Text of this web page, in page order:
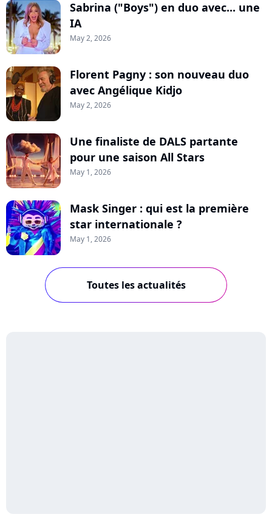
Sabrina ("Boys") en duo avec... une
IA
May 2, 2026
Florent Pagny : son nouveau duo
avec Angélique Kidjo
May 2, 2026
Une finaliste de DALS partante
pour une saison All Stars
May 1, 2026
Mask Singer : qui est la première
star internationale ?
May 1, 2026
Toutes les actualités